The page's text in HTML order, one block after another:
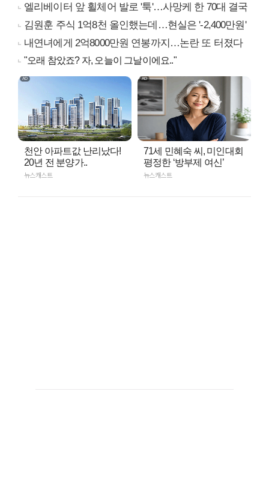
엘리베이터 앞 휠체어 발로 '툭'…사망케 한 70대 결국
김원훈 주식 1억8천 올인했는데…현실은 '-2,400만원'
내연녀에게 2억8000만원 연봉까지…논란 또 터졌다
"오래 참았죠? 자, 오늘이 그날이에요.."
천안 아파트값 난리났다!
20년 전 분양가..
뉴스캐스트
71세 민혜숙 씨, 미인대회
평정한 ‘방부제 여신’
뉴스캐스트